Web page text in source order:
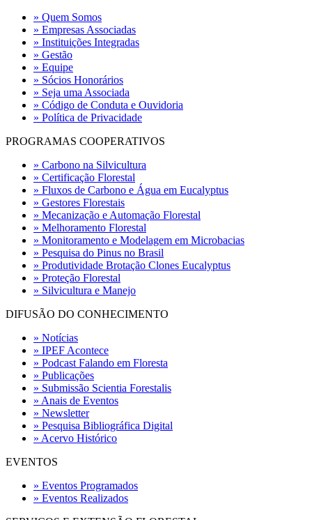
» Quem Somos
» Empresas Associadas
» Instituições Integradas
» Gestão
» Equipe
» Sócios Honorários
» Seja uma Associada
» Código de Conduta e Ouvidoria
» Política de Privacidade
PROGRAMAS COOPERATIVOS
» Carbono na Silvicultura
» Certificação Florestal
» Fluxos de Carbono e Água em Eucalyptus
» Gestores Florestais
» Mecanização e Automação Florestal
» Melhoramento Florestal
» Monitoramento e Modelagem em Microbacias
» Pesquisa do Pinus no Brasil
» Produtividade Brotação Clones Eucalyptus
» Proteção Florestal
» Silvicultura e Manejo
DIFUSÃO DO CONHECIMENTO
» Notícias
» IPEF Acontece
» Podcast Falando em Floresta
» Publicações
» Submissão Scientia Forestalis
» Anais de Eventos
» Newsletter
» Pesquisa Bibliográfica Digital
» Acervo Histórico
EVENTOS
» Eventos Programados
» Eventos Realizados